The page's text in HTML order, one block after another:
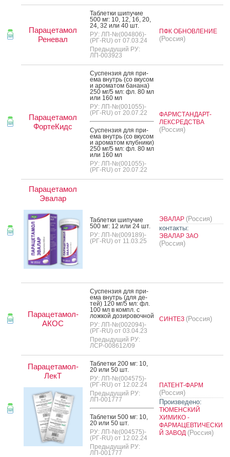
Парацетамол
Реневал
Таб­летки ши­пучие
500 мг: 10, 12, 16, 20,
24, 32 или 40 шт.
РУ: ЛП-№(004806)-
(РГ-RU) от 07.03.24
Предыдущий РУ:
ЛП-003923
ПФК ОБНОВЛЕНИЕ
(Россия)
Парацетамол
ФортеКидс
Сус­пензия для при­
ема внутрь (со вку­сом
и аро­матом ба­нана)
250 мг/5 мл: фл. 80 мл
или 160 мл
РУ: ЛП-№(001055)-
(РГ-RU) от 20.07.22
Сус­пензия для при­
ема внутрь (со вку­сом
и аро­матом клуб­ни­ки)
250 мг/5 мл: фл. 80 мл
или 160 мл
РУ: ЛП-№(001055)-
(РГ-RU) от 20.07.22
ФАРМСТАНДАРТ-
ЛЕКСРЕДСТВА
(Россия)
Парацетамол
Эвалар
Таб­летки ши­пучие
500 мг: 12 или 24 шт.
РУ: ЛП-№(009189)-
(РГ-RU) от 11.03.25
ЭВАЛАР (Россия)
контакты:
ЭВАЛАР ЗАО
(Россия)
Парацетамол-
АКОС
Сус­пензия для при­
ема внутрь (для де­
тей) 120 мг/5 мл: фл.
100 мл в компл. с
лож­кой до­зиро­воч­ной
РУ: ЛП-№(002094)-
(РГ-RU) от 03.04.23
Предыдущий РУ:
ЛСР-008612/09
СИНТЕЗ (Россия)
Парацетамол-
ЛекТ
Таб­летки 200 мг: 10,
20 или 50 шт.
РУ: ЛП-№(004575)-
(РГ-RU) от 12.02.24
Предыдущий РУ:
ЛП-001777
Таб­летки 500 мг: 10,
20 или 50 шт.
РУ: ЛП-№(004575)-
(РГ-RU) от 12.02.24
Предыдущий РУ:
ЛП-001777
ПАТЕНТ-ФАРМ
(Россия)
Произведено:
ТЮМЕНСКИЙ
ХИМИКО -
ФАРМАЦЕВТИЧЕСКИ
Й ЗАВОД (Россия)